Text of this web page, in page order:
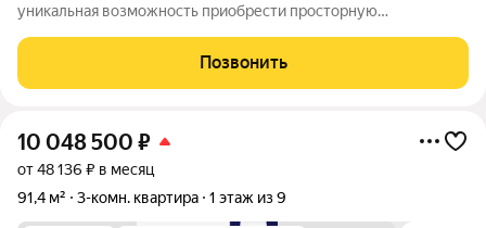
уникальная возможность приобрести просторную
домов города Владимира, расположенного по адресу улица
Пичугина, 5. Квартира расположена на третьем
Позвонить
10 048 500 ₽
от 48 136 ₽ в месяц
91,4 м²
3-комн. квартира 1 этаж из 9